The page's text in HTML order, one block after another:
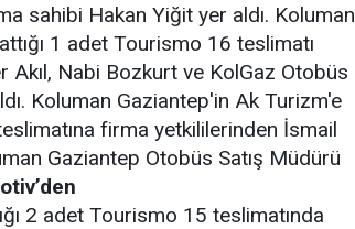
sahibi Hakan Yiğit yer aldı. Koluman
1 adet Tourismo 16 teslimatı
Akıl, Nabi Bozkurt ve KolGaz Otobüs
Koluman Gaziantep'in Ak Turizm'e
firma yetkililerinden İsmail
Gaziantep Otobüs Satış Müdürü
2 adet Tourismo 15 teslimatında